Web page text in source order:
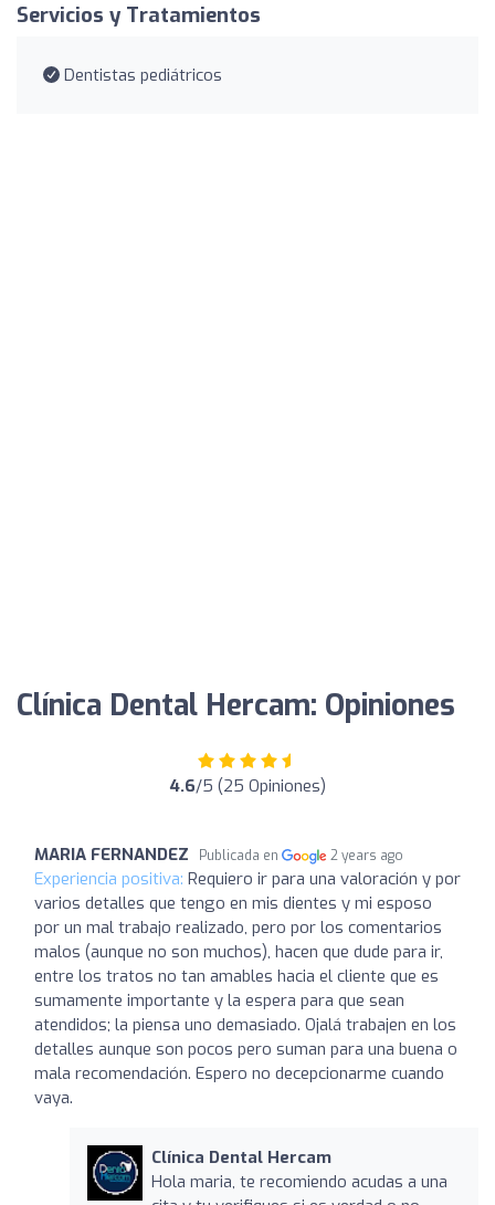
Servicios y Tratamientos
Dentistas pediátricos
Clínica Dental Hercam: Opiniones
4.6/5 (25 Opiniones)
MARIA FERNANDEZ Publicada en 2 years ago
Experiencia positiva: Requiero ir para una valoración y por
varios detalles que tengo en mis dientes y mi esposo
por un mal trabajo realizado, pero por los comentarios
malos (aunque no son muchos), hacen que dude para ir,
entre los tratos no tan amables hacia el cliente que es
sumamente importante y la espera para que sean
atendidos; la piensa uno demasiado. Ojalá trabajen en los
detalles aunque son pocos pero suman para una buena o
mala recomendación. Espero no decepcionarme cuando
vaya.
Clínica Dental Hercam
Hola maria, te recomiendo acudas a una